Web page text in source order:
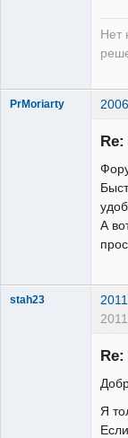
Нет
PrMoriarty
А
stah23
Я